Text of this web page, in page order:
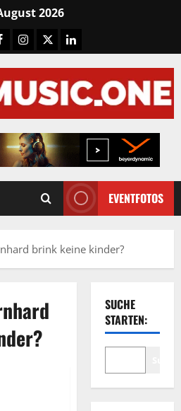
2026
Instagram
X LinkedIN
EVENTFOTOS
brink keine kinder?
SUCHE
STARTEN: